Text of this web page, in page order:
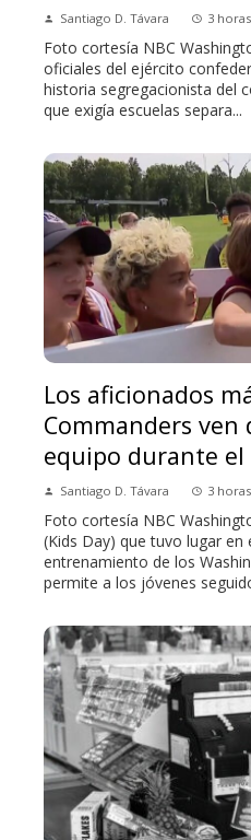
Santiago D. Távara 3
Foto cortesía NBC
oficiales del ejército
historia segregacionista del
que exigía escuelas separa...
Los aficionados
Commanders ven
equipo durante el
Santiago D. Távara 3
Foto cortesía NBC
(Kids Day) que tuvo lugar
entrenamiento de los
permite a los jóvenes